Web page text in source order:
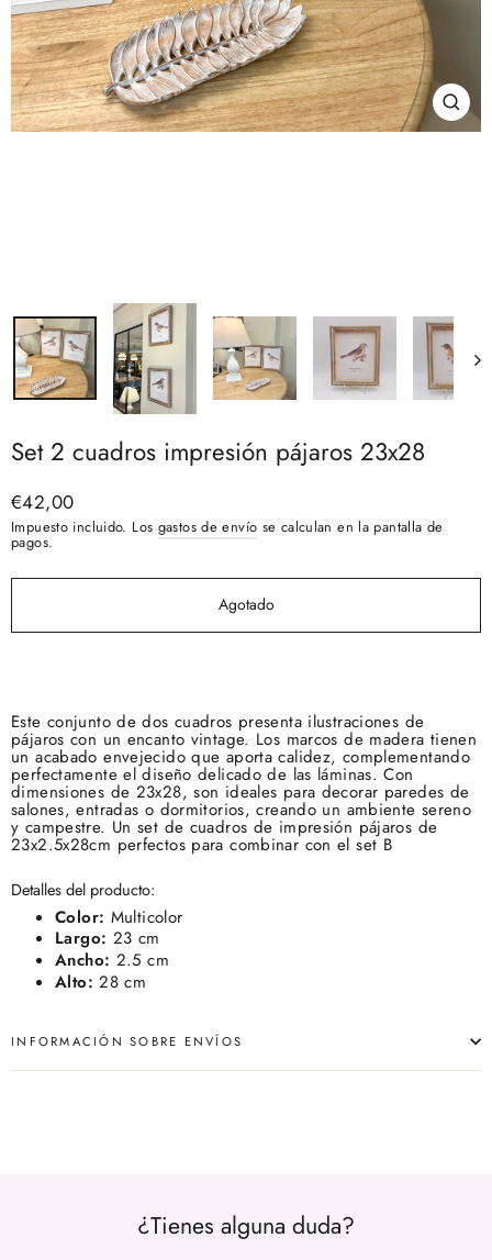
(esc)
Set 2 cuadros impresión pájaros 23x28
Precio
habitual
€42,00
Impuesto incluido. Los gastos de envío se calculan en la pantalla de
pagos.
Agotado
Este conjunto de dos cuadros presenta ilustraciones de
pájaros con un encanto vintage. Los marcos de madera tienen
un acabado envejecido que aporta calidez, complementando
perfectamente el diseño delicado de las láminas. Con
dimensiones de 23x28, son ideales para decorar paredes de
salones, entradas o dormitorios, creando un ambiente sereno
y campestre. Un set de cuadros de impresión pájaros de
23x2.5x28cm perfectos para combinar con el set B
Detalles del producto:
Color: Multicolor
Largo: 23 cm
Ancho: 2.5 cm
Alto: 28 cm
INFORMACIÓN SOBRE ENVÍOS
¿Tienes alguna duda?